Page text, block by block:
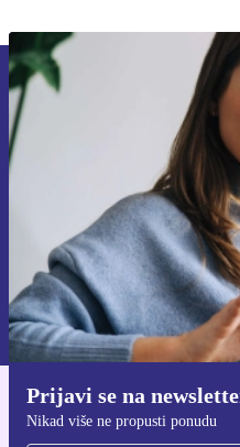
Prijavi se na
Nikad više ne propusti ponudu
Prijavi se
Nikad više ne
Informacije o korištenju osobnih
Pravilima privatnosti .